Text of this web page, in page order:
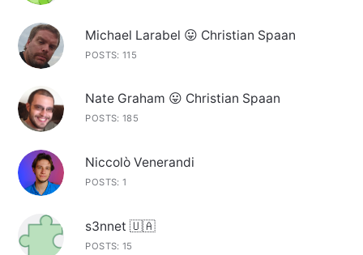
Michael Larabel 😛 Christian Spaan
POSTS: 115
Nate Graham 😛 Christian Spaan
POSTS: 185
Niccolò Venerandi
POSTS: 1
s3nnet 🇺🇦
POSTS: 15